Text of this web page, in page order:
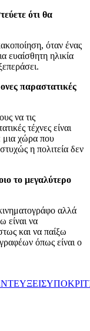
ότι θα
όταν ένας
ευαίσθητη ηλικία
παραστατικές
να τις
τέχνες είναι
μια χώρα που
η πολιτεία δεν
το μεγαλύτερο
αλλά
είναι να
και να παίξω
όπως είναι ο